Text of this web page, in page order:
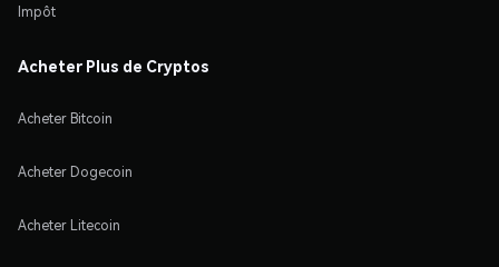
Impôt
Acheter Plus de Cryptos
Acheter Bitcoin
Acheter Dogecoin
Acheter Litecoin